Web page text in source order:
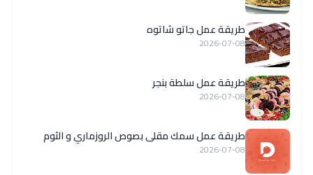
طريقة عمل جاتو شاتوه
2026-07-08
طريقة عمل سلطة بنجر
2026-07-08
طريقة عمل سمك مقلى بصوص الروزماري و الثوم
2026-07-08